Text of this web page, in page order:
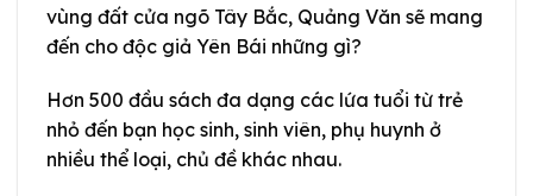
vùng đất cửa ngõ Tây Bắc, Quảng Văn sẽ mang
đến cho độc giả Yên Bái những gì?
Hơn 500 đầu sách đa dạng các lứa tuổi từ trẻ
nhỏ đến bạn học sinh, sinh viên, phụ huynh ở
nhiều thể loại, chủ đề khác nhau.